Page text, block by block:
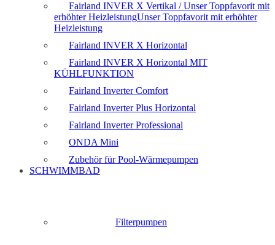
Fairland INVER X Vertikal / Unser Toppfavorit mit
erhöhter HeizleistungUnser Toppfavorit mit erhöhter
Heizleistung
Fairland INVER X Horizontal
Fairland INVER X Horizontal MIT
KÜHLFUNKTION
Fairland Inverter Comfort
Fairland Inverter Plus Horizontal
Fairland Inverter Professional
ONDA Mini
Zubehör für Pool-Wärmepumpen
SCHWIMMBAD
Filterpumpen